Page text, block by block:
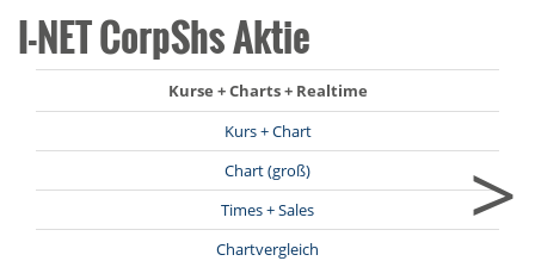
I-NET CorpShs Aktie
Kurse + Charts + Realtime
Kurs + Chart
Chart (groß)
Times + Sales
Chartvergleich
>